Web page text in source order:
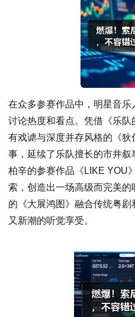
在众多参赛作品中，明星音
讨论热度和看点。凭借《乐
有戏谑与深度并存风格的《
事，延续了乐队擅长的市井叙
柏辛的参赛作品《LIKE YOU
索，创造出一场高级而完美
的《大展鸿图》融合传统粤
又新潮的听觉享受。